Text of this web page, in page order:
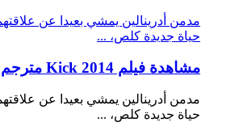
مدمن أدرينالين يمشي بعيدا عن
حياة جديدة كلص، ...
مشاهدة فيلم Kick 2014 مترجم
مدمن أدرينالين يمشي بعيدا عن
حياة جديدة كلص، ...